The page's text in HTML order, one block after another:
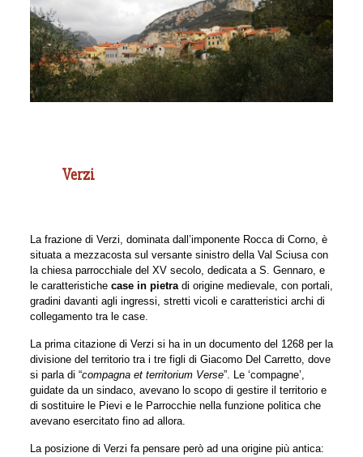
Verzi
La frazione di Verzi, dominata dall’imponente Rocca di Corno, è
situata a mezzacosta sul versante sinistro della Val Sciusa con
la chiesa parrocchiale del XV secolo, dedicata a S. Gennaro, e
le caratteristiche case in pietradi origine medievale, con portali,
gradini davanti agli ingressi, stretti vicoli e caratteristici archi di
collegamento tra le case.
La prima citazione di Verzi si ha in un documento del 1268 per la
divisione del territorio tra i tre figli di Giacomo Del Carretto, dove
si parla di “compagna et territorium Verse”. Le ‘compagne’,
guidate da un sindaco, avevano lo scopo di gestire il territorio e
di sostituire le Pievi e le Parrocchie nella funzione politica che
avevano esercitato fino ad allora.
La posizione di Verzi fa pensare però ad una origine più antica: